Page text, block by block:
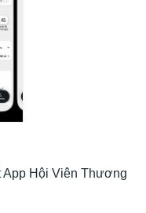
App Hội Viên Thương